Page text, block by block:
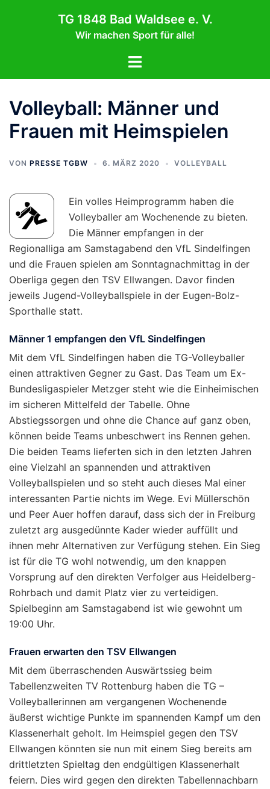
TG 1848 Bad Waldsee e. V.
Wir machen Sport für alle!
Menü
Volleyball: Männer und
Frauen mit Heimspielen
VON PRESSE TGBW 6. MÄRZ 2020 VOLLEYBALL
Ein volles Heimprogramm haben die
Volleyballer am Wochenende zu bieten.
Die Männer empfangen in der
Regionalliga am Samstagabend den VfL Sindelfingen
und die Frauen spielen am Sonntagnachmittag in der
Oberliga gegen den TSV Ellwangen. Davor finden
jeweils Jugend-Volleyballspiele in der Eugen-Bolz-
Sporthalle statt.
Männer 1 empfangen den VfL Sindelfingen
Mit dem VfL Sindelfingen haben die TG-Volleyballer
einen attraktiven Gegner zu Gast. Das Team um Ex-
Bundesligaspieler Metzger steht wie die Einheimischen
im sicheren Mittelfeld der Tabelle. Ohne
Abstiegssorgen und ohne die Chance auf ganz oben,
können beide Teams unbeschwert ins Rennen gehen.
Die beiden Teams lieferten sich in den letzten Jahren
eine Vielzahl an spannenden und attraktiven
Volleyballspielen und so steht auch dieses Mal einer
interessanten Partie nichts im Wege. Evi Müllerschön
und Peer Auer hoffen darauf, dass sich der in Freiburg
zuletzt arg ausgedünnte Kader wieder auffüllt und
ihnen mehr Alternativen zur Verfügung stehen. Ein Sieg
ist für die TG wohl notwendig, um den knappen
Vorsprung auf den direkten Verfolger aus Heidelberg-
Rohrbach und damit Platz vier zu verteidigen.
Spielbeginn am Samstagabend ist wie gewohnt um
19:00 Uhr.
Frauen erwarten den TSV Ellwangen
Mit dem überraschenden Auswärtssieg beim
Tabellenzweiten TV Rottenburg haben die TG –
Volleyballerinnen am vergangenen Wochenende
äußerst wichtige Punkte im spannenden Kampf um den
Klassenerhalt geholt. Im Heimspiel gegen den TSV
Ellwangen könnten sie nun mit einem Sieg bereits am
drittletzten Spieltag den endgültigen Klassenerhalt
feiern. Dies wird gegen den direkten Tabellennachbarn